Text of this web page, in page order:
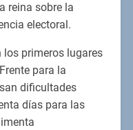
reina sobre la
electoral.
los primeros lugares
para la
dificultades
días para las